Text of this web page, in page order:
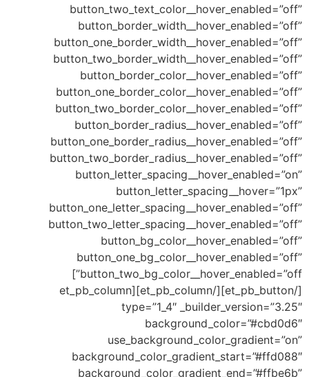
button_two_bg_color__hover_enabled=”off”]
[/et_pb_button][/et_pb_column][et_pb_column
type=”1_4″